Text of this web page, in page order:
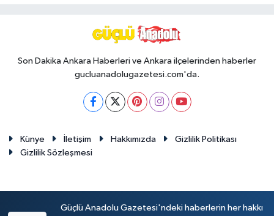
Son Dakika Ankara Haberleri ve Ankara ilçelerinden haberler
gucluanadolugazetesi.com'da.
Künye İletişim Hakkımızda
Gizlilik Politikası
Gizlilik Sözleşmesi
Güçlü Anadolu Gazetesi'ndeki haberlerin her hakkı